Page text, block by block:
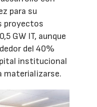
para su
proyectos
GW IT, aunque
del 40%
institucional
materializarse.